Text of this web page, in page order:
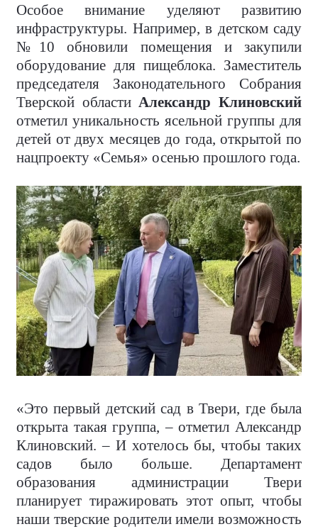
Особое внимание уделяют развитию
инфраструктуры. Например, в детском саду
№10 обновили помещения и закупили
оборудование для пищеблока. Заместитель
председателя Законодательного Собрания
Тверской областиАлександр Клиновский
отметил уникальность ясельной группы для
детей от двух месяцев до года, открытой по
нацпроекту «Семья» осенью прошлого года.
«Это первый детский сад в Твери, где была
открыта такая группа, – отметил Александр
Клиновский. – И хотелось бы, чтобы таких
садов было больше. Департамент
образования администрации Твери
планирует тиражировать этот опыт, чтобы
наши тверские родители имели возможность